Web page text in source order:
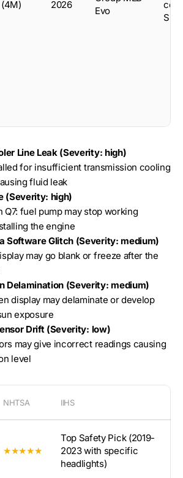
(4M)
2026
Evo
SUV
Line Leak (Severity: high)
for insufficient transmission cooling
fluid leak
(Severity: high)
Q7: fuel pump may stop working
the engine
Software Glitch (Severity: medium)
may go blank or freeze after the
Delamination (Severity: medium)
display may delaminate or develop
exposure
Drift (Severity: low)
may give incorrect readings causing
level
NHTSA IIHS
★★★★★
Top Safety Pick (2019-
2023 with specific
headlights)